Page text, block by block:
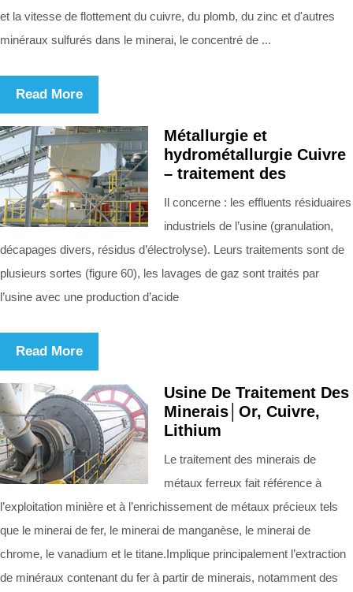
et la vitesse de flottement du cuivre, du plomb, du zinc et d'autres
minéraux sulfurés dans le minerai, le concentré de ...
Read More
Métallurgie et
hydrométallurgie Cuivre
– traitement des
Il concerne : les effluents résiduaires
industriels de l’usine (granulation,
décapages divers, résidus d’électrolyse). Leurs traitements sont de
plusieurs sortes (figure 60), les lavages de gaz sont traités par
l’usine avec une production d’acide
Read More
Usine De Traitement Des
Minerais│Or, Cuivre,
Lithium
Le traitement des minerais de
métaux ferreux fait référence à
l’exploitation minière et à l’enrichissement de métaux précieux tels
que le minerai de fer, le minerai de manganèse, le minerai de
chrome, le vanadium et le titane.Implique principalement l’extraction
de minéraux contenant du fer à partir de minerais, notamment des